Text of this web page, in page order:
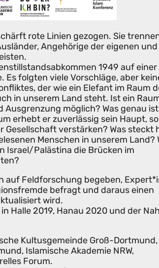
rote Linien gezogen. Sie
Angehörige der eigenen
1949 auf
folgten viele Vorschläge, aber
der wie ein Elefant im Raum
in unserem Land steht. Ist ein
Ausgrenzung möglich? Was genau ist
erhebt er zuverlässig sein Haupt,
Gesellschaft verstärken? Was steckt
Menschen in unserem Land?
Israel/Palästina die Brücken im
auf Feldforschung begeben,
befragt und daraus einen
wird.
Halle 2019, Hanau 2020 und der
Kultusgemeinde Groß-Dortmund,
Islamische Akademie NRW,
Forum.